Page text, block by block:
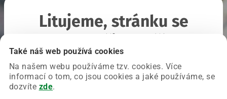
Také náš web používá cookies
Na našem webu používáme tzv. cookies. Více
informací o tom, co jsou cookies a jaké používáme, se
dozvíte zde.
Litujeme, stránku se
Chyba nastala na naší straně a už ji opravujeme.
Zkuste prosím znovu načíst požadovanou stránku.